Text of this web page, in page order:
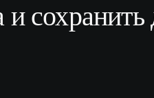
сохранить